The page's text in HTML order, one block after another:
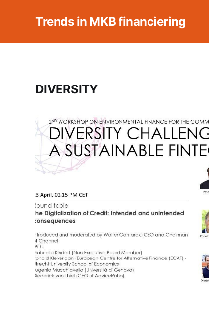
Trends in MKB financiering
DIVERSITY